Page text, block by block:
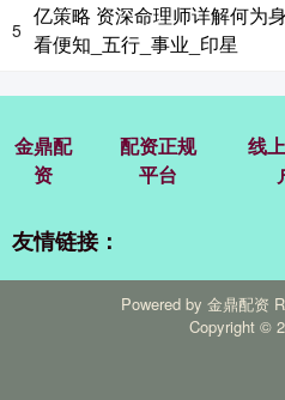
5
亿策略 资深命理师详解何为
看便知_五行_事业_印星
金鼎配
资
配资正规
平台
线
友情链接：
Powered by 金鼎配资
Copyright ©